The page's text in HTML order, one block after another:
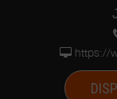
https://